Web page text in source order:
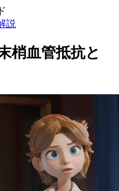
説
梢血管抵抗と